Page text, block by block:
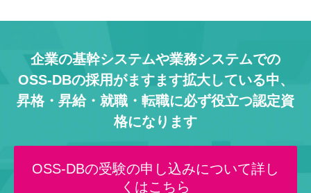
企業の基幹システムや業務システムでの
OSS-DBの採用がますます拡大している中、
昇格・昇給・就職・転職に必ず役立つ認定資
格になります
OSS-DBの受験の申し込みについて詳し
くはこちら